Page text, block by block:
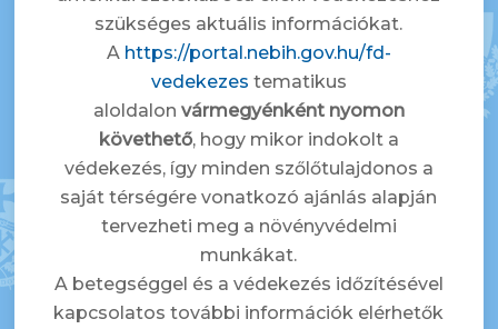
szükséges aktuális információkat.
A https://portal.nebih.gov.hu/fd-
vedekezes tematikus
aloldalon vármegyénként nyomon
követhető, hogy mikor indokolt a
védekezés, így minden szőlőtulajdonos a
saját térségére vonatkozó ajánlás alapján
tervezheti meg a növényvédelmi
munkákat.
A betegséggel és a védekezés időzítésével
kapcsolatos további információk elérhetők